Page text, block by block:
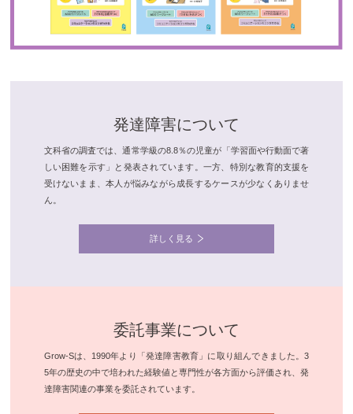
発達障害について
文科省の調査では、通常学級の8.8％の児童が「学習面や行動面で著
しい困難を示す」と発表されています。一方、特別な教育的支援を
受けないまま、本人が悩みながら成長するケースが少なくありませ
ん。
詳しく見る
委託事業について
Grow-Sは、1990年より「発達障害教育」に取り組んできました。3
5年の歴史の中で培われた経験値と専門性が各方面から評価され、発
達障害関連の事業を委託されています。